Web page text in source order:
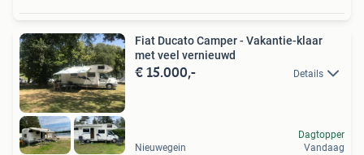
Fiat Ducato Camper - Vakantie-klaar
met veel vernieuwd
€ 15.000,- Details
Nieuwegein
Dagtopper
Vandaag